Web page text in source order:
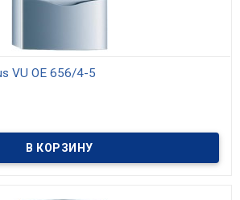
VU OE 656/4-5
теплоту конденсации содержащихся в
потребителя это означает - экономный
мощности представлены мощностями 47 и